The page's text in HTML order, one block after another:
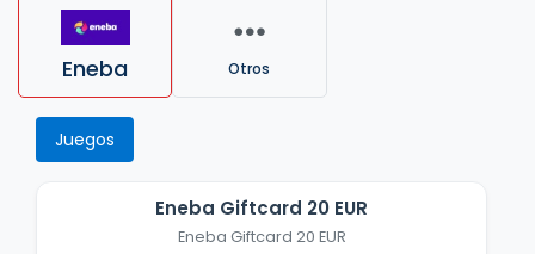
Eneba Otros
Juegos
Eneba Giftcard 20 EUR
Eneba Giftcard 20 EUR